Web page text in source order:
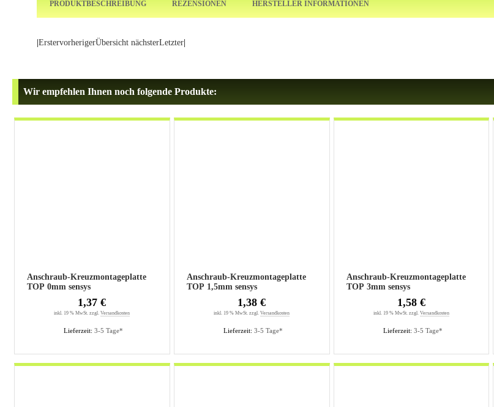
PRODUKTBESCHREIBUNG REZENSIONEN HERSTELLER INFORMATIONEN
|ErstervorherigerÜbersicht nächsterLetzter|
Wir empfehlen Ihnen noch folgende Produkte:
Anschraub-Kreuzmontageplatte
TOP 0mm sensys
Lieferzeit:3-5 Tage*
1,37 €
inkl. 19 % MwSt. zzgl.Versandkosten
Anschraub-Kreuzmontageplatte
TOP 1,5mm sensys
Lieferzeit:3-5 Tage*
1,38 €
inkl. 19 % MwSt. zzgl.Versandkosten
Anschraub-Kreuzmontageplatte
TOP 3mm sensys
Lieferzeit: 3-5 Tage*
1,58 €
inkl. 19 % MwSt. zzgl. Versandkosten